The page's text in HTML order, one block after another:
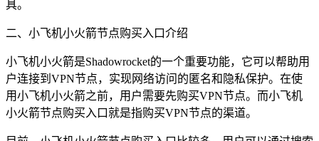
具。
二、小飞机小火箭节点购买入口介绍
小飞机小火箭是Shadowrocket的一个重要功能，它可以帮助用
户连接到VPN节点，实现网络访问的匿名和隐私保护。在使
用小飞机小火箭之前，用户需要先购买VPN节点。而小飞机
小火箭节点购买入口就是指购买VPN节点的渠道。